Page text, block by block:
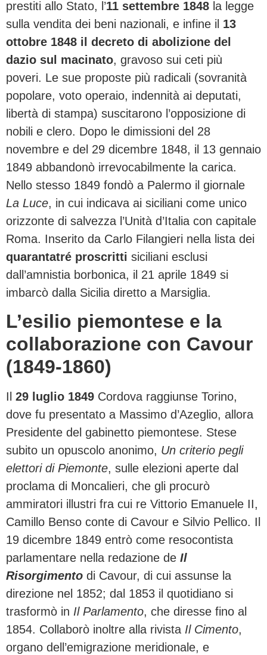
prestiti allo Stato, l’11 settembre 1848 la legge
sulla vendita dei beni nazionali, e infine il 13
ottobre 1848 il decreto di abolizione del
dazio sul macinato, gravoso sui ceti più
poveri. Le sue proposte più radicali (sovranità
popolare, voto operaio, indennità ai deputati,
libertà di stampa) suscitarono l’opposizione di
nobili e clero. Dopo le dimissioni del 28
novembre e del 29 dicembre 1848, il 13 gennaio
1849 abbandonò irrevocabilmente la carica.
Nello stesso 1849 fondò a Palermo il giornale
La Luce, in cui indicava ai siciliani come unico
orizzonte di salvezza l’Unità d’Italia con capitale
Roma. Inserito da Carlo Filangieri nella lista dei
quarantatré proscritti siciliani esclusi
dall’amnistia borbonica, il 21 aprile 1849 si
imbarcò dalla Sicilia diretto a Marsiglia.
L’esilio piemontese e la
collaborazione con Cavour
(1849-1860)
Il 29 luglio 1849 Cordova raggiunse Torino,
dove fu presentato a Massimo d’Azeglio, allora
Presidente del gabinetto piemontese. Stese
subito un opuscolo anonimo, Un criterio pegli
elettori di Piemonte, sulle elezioni aperte dal
proclama di Moncalieri, che gli procurò
ammiratori illustri fra cui re Vittorio Emanuele II,
Camillo Benso conte di Cavour e Silvio Pellico. Il
19 dicembre 1849 entrò come resocontista
parlamentare nella redazione de Il
Risorgimento di Cavour, di cui assunse la
direzione nel 1852; dal 1853 il quotidiano si
trasformò in Il Parlamento, che diresse fino al
1854. Collaborò inoltre alla rivista Il Cimento,
organo dell’emigrazione meridionale, e